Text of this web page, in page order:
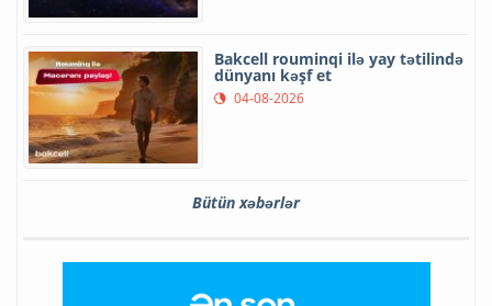
Bakcell rouminqi ilə yay tətilində
dünyanı kəşf et
04-08-2026
Bütün xəbərlər